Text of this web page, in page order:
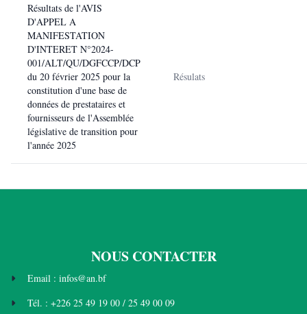
Résultats de l'AVIS
D'APPEL A
MANIFESTATION
D'INTERET N°2024-
001/ALT/QU/DGFCCP/DCP
du 20 février 2025 pour la
constitution d'une base de
données de prestataires et
fournisseurs de l'Assemblée
législative de transition pour
l'année 2025
Résulats
NOUS CONTACTER
Email : infos@an.bf
Tél. : +226 25 49 19 00 / 25 49 00 09